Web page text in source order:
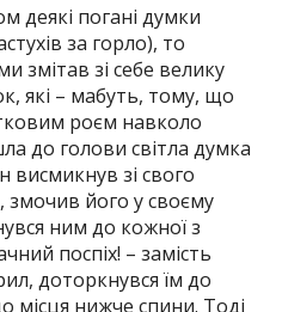
деякі погані думки
за горло), то
змітав зі себе велику
які – мабуть, тому, що
роєм навколо
до голови світла думка
висмикнув зі свого
змочив його у своєму
ним до кожної з
поспіх! – замість
доторкнувся їм до
місця нижче спини. Тоді